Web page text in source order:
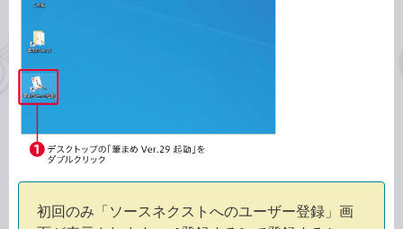
初回のみ「ソースネクストへのユーザー登録」画